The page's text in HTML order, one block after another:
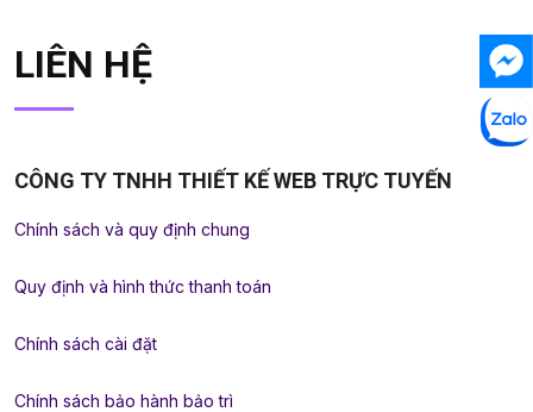
LIÊN HỆ
CÔNG TY TNHH THIẾT KẾ WEB TRỰC TUYẾN
Chính sách và quy định chung
Quy định và hình thức thanh toán
Chính sách cài đặt
Chính sách bảo hành bảo trì